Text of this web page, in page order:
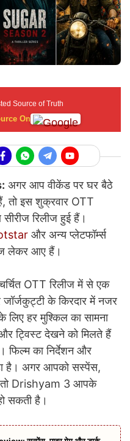
Source of Truth
On
अगर आप वीकेंड पर घर बैठे
तो इस शुक्रवार OTT
रिलीज हुई हैं।
और अन्य प्लेटफॉर्म्स
लेकर आए हैं।
OTT रिलीज में से एक
के किरदार में नजर
लिए हर मुश्किल का सामना
ट्विस्ट देखने को मिलते हैं
फिल्म का निर्देशन और
है। अगर आपको सस्पेंस,
तो Drishyam 3 आपके
सकती है।